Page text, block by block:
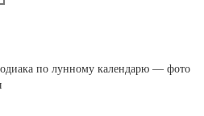
по лунному календарю — фото